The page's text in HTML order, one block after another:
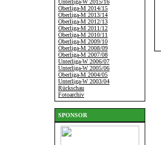
Unterliga-W 2015/16
Oberliga-M 2014/15
Oberliga-M 2013/14
Oberliga-M 2012/13
Oberliga-M 2011/12
Oberliga-M 2010/11
Oberliga-M 2009/10
Oberliga-M 2008/09
Oberliga-M 2007/08
Unterliga-W 2006/07
Unterliga-W 2005/06
Oberliga-M 2004/05
Unterliga-W 2003/04
Rückschau
Fotoarchiv
SPONSOR